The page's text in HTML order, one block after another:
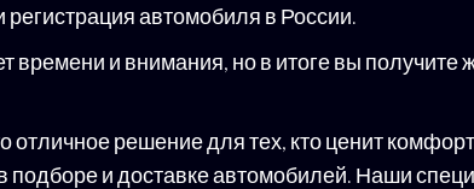
автомобиля в России.
времени и внимания, но в итоге вы
отличное решение для тех, кто ценит
и доставке автомобилей. Наши